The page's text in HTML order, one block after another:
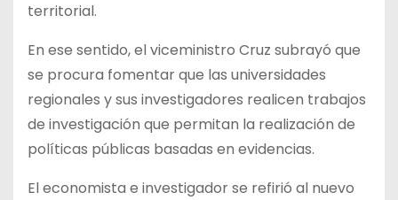
territorial.
En ese sentido, el viceministro Cruz subrayó que
se procura fomentar que las universidades
regionales y sus investigadores realicen trabajos
de investigación que permitan la realización de
políticas públicas basadas en evidencias.
El economista e investigador se refirió al nuevo